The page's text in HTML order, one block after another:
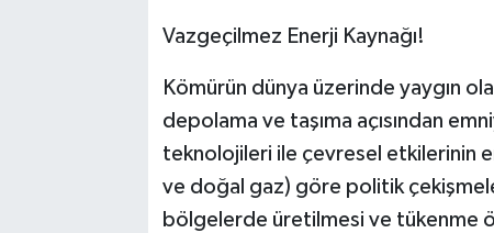
Vazgeçilmez Enerji Kaynağı!
Kömürün dünya üzerinde yaygın
depolama ve taşıma açısından
teknolojileri ile çevresel etkilerinin
ve doğal gaz) göre politik
bölgelerde üretilmesi ve tükenme